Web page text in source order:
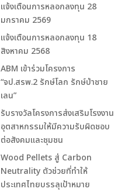
แจ้งเตือนการหลอกลงทุน 28
มกราคม 2569
แจ้งเตือนการหลอกลงทุน 18
สิงหาคม 2568
ABM เข้าร่วมโครงการ
“จป.สรพ.2 รักษ์โลก รักษ์ป่าชาย
เลน”
รับรางวัลโครงการส่งเสริมโรงงาน
อุตสาหกรรมให้มีความรับผิดชอบ
ต่อสังคมและชุมชน
Wood Pellets สู่ Carbon
Neutrality ตัวช่วยที่ทำให้
ประเทศไทยบรรลุเป้าหมาย